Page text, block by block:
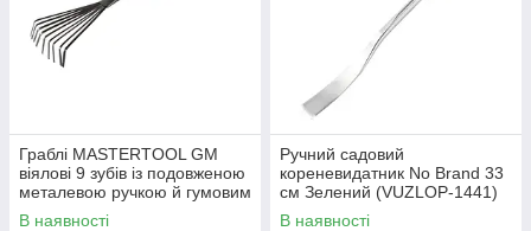
Граблі MASTERTOOL GM
віялові 9 зубів із подовженою
металевою ручкою й гумовим
покриттям 510х160 мм
В наявності
Ручний садовий
кореневидатник No Brand 33
см Зелений (VUZLOP-1441)
В наявності